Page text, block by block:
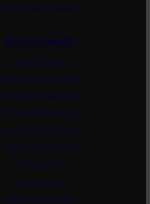
Philippe Bouzereau
BOURGOGNE RØD
Berthaut-Gerbet
Domaine des Lambrays
Edouard Confuron
Hudelot Noëllat
Jean Marc Vincent
Jean-Pierre Guyon
Lecheneaut
Mark Haisma
Nicole Lamarche